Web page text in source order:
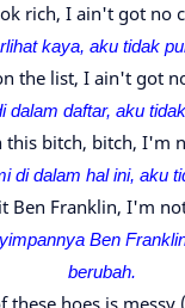
rich, I ain't got no
kaya, aku tidak
the list, I ain't got
dalam daftar, aku
this bitch, bitch, I'm
di dalam hal ini, aku
Ben Franklin, I'm
Ben
berubah.
these hoes is messy